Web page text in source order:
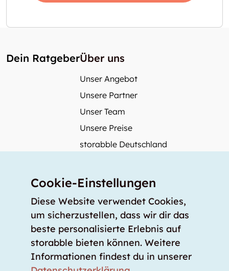
Dein RatgeberÜber uns
Unser Angebot
Unsere Partner
Unser Team
Unsere Preise
storabble Deutschland
Mehr über storabble
Medienbeiträge
Wie gross muss ein Lagerraum sein?
Was kostet ein Lagerraum?
Für Lageranbieter
Cookie-Einstellungen
Diese Website verwendet Cookies,
um sicherzustellen, dass wir dir das
beste personalisierte Erlebnis auf
storabble bieten können. Weitere
Informationen findest du in unserer